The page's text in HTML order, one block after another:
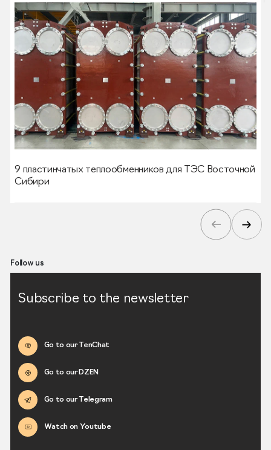
9 пластинчатых теплообменников для ТЭС Восточной
Сибири
Follow us
Subscribe to the newsletter
Go to our TenChat
Go to our DZEN
Go to our Telegram
Watch on Youtube